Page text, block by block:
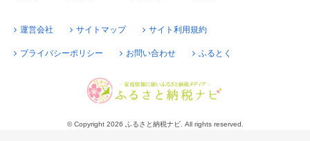
運営会社 サイトマップ サイト利用規約
プライバシーポリシー お問い合わせ ふるとく
© Copyright 2026 ふるさと納税ナビ. All rights reserved.